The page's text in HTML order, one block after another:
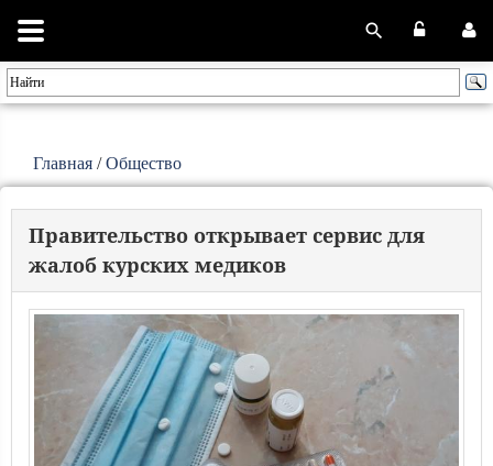
Главная /Общество
Правительство открывает сервис для
жалоб курских медиков